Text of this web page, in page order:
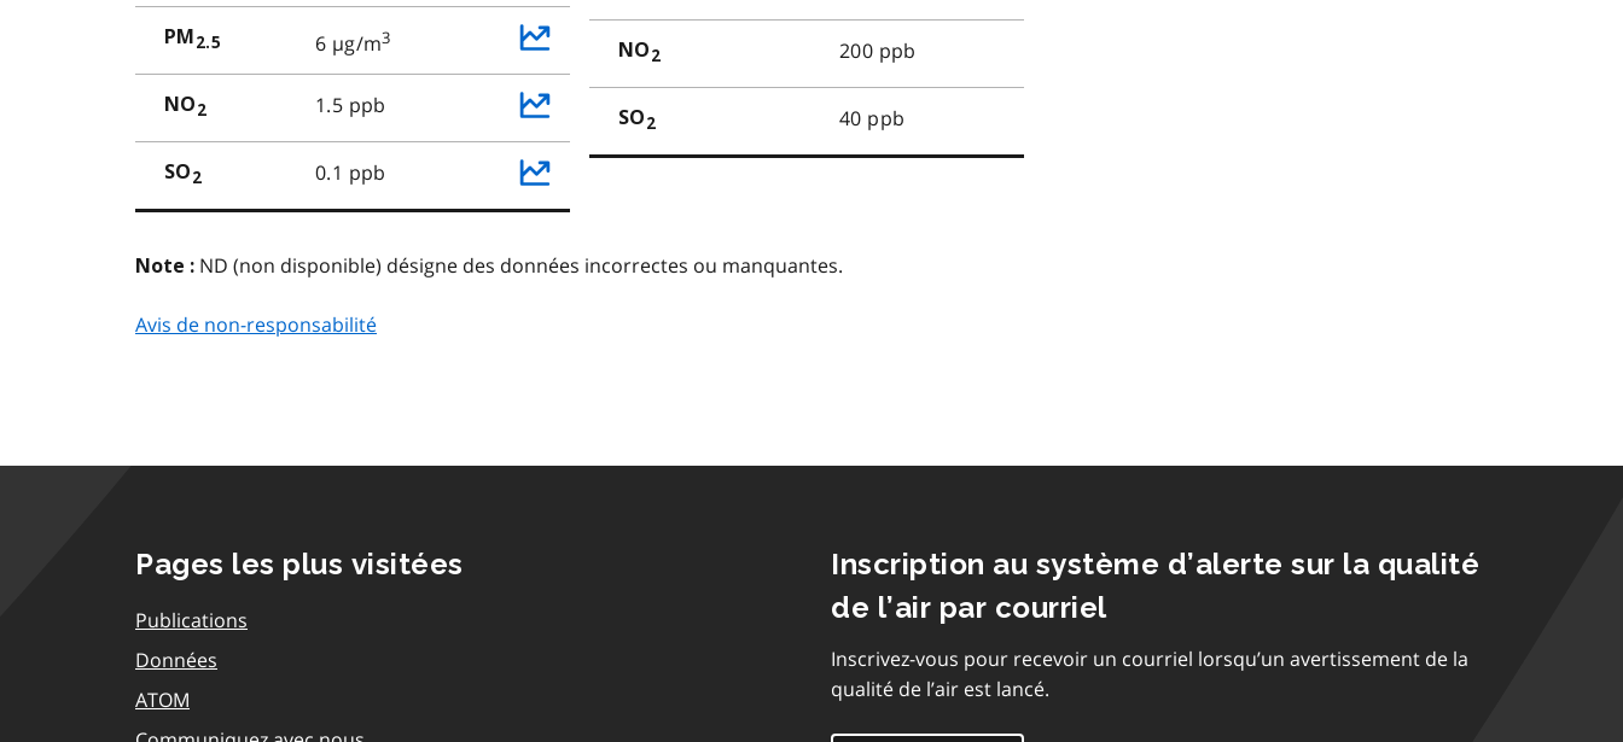
PM 2.5 6 µg/m3
NO 2 1.5 ppb
SO 2 0.1 ppb
NO 2 200 ppb
SO 2 40 ppb
Note : ND (non disponible) désigne des données incorrectes ou manquantes.
Avis de non-responsabilité
Pages les plus visitées
Publications
Données
ATOM
Inscription au système d’alerte sur la qualité
de l’air par courriel
Inscrivez-vous pour recevoir un courriel lorsqu’un avertissement de la
qualité de l’air est lancé.